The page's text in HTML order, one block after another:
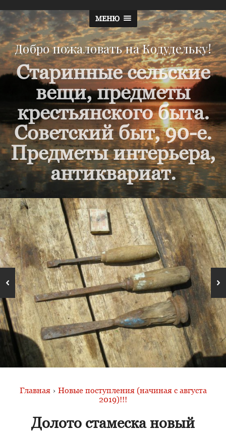
МЕНЮ
Добро пожаловать на Кодудельку!
Старинные сельские
вещи, предметы
крестьянского быта.
Советский быт, 90-е.
Предметы интерьера,
антиквариат.
Главная › Новые поступления (начиная с августа
2019)!!!
Долото стамеска новый